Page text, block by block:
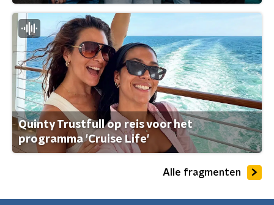
Quinty Trustfull op reis voor het
programma 'Cruise Life'
Alle fragmenten